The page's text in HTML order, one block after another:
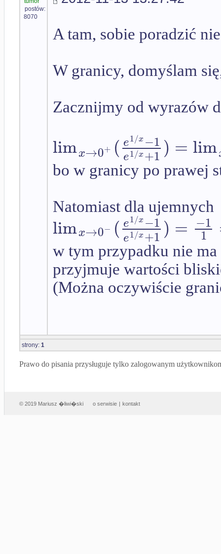
postów:
8070
A tam, sobie poradzić
W granicy, domyślam
Zacznijmy od wyrazów
limx→0+ ( e1/x −1
e1/x+1 ) = lim
bo w granicy po prawej
Natomiast dla ujemnych
limx→0− ( e1/x −1
e1/x+1 ) = −1
1
w tym przypadku nie
przyjmuje wartości
(Można oczywiście
strony: 1
Prawo do pisania przysługuje tylko zalogowanym
© 2019 Mariusz �liwi�ski o serwisie | kontakt